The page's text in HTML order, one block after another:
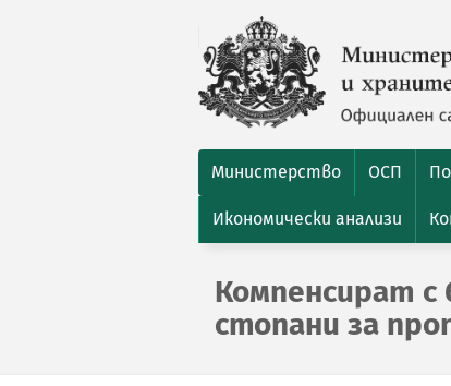
Министерство ОСП
Икономически анализи
Компенсират с
стопани за